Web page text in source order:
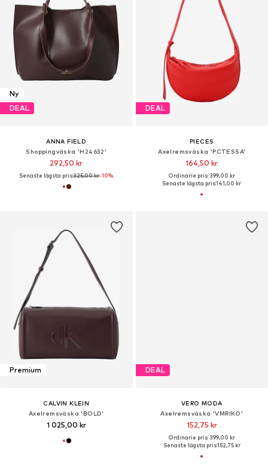
Ny
DEAL
ANNA FIELD
Shoppingväska 'H24632'
292,50 kr
Senaste lägsta pris:325,00 kr-10%
DEAL
PIECES
Axelremsväska 'PCTESSA'
164,50 kr
Ordinarie pris: 399,00 kr
Senaste lägsta pris:141,00 kr
Premium
CALVIN KLEIN
Axelremsväska 'BOLD'
1 025,00 kr
DEAL
VERO MODA
Axelremsväska 'VMRIKO'
152,75 kr
Ordinarie pris: 399,00 kr
Senaste lägsta pris:152,75 kr